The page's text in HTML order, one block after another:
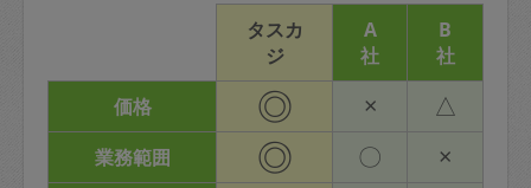
タスカ
ジ
A
社
B
社
価格
◎ × △
業務範囲 ◎ 〇 ×